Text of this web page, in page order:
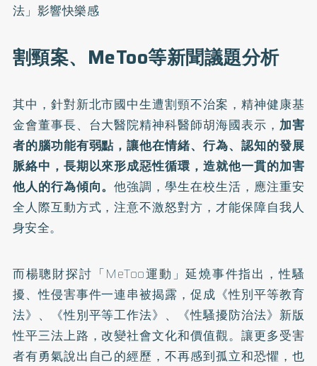
法」影響快樂感
割頸案、MeToo等新聞議題分析
其中，針對新北市國中生遭割頸不治案，精神健康基
金會董事長、台大醫院精神科醫師胡海國表示， 加害
者的腦功能有弱點，讓他在情緒、行為、認知的發展
脈絡中，長期以來形成惡性循環，造就他一貫的加害
他人的行為傾向。他強調，學生在校生活，應注重安
全人際互動方式，注意不激怒對方，才能保障自我人
身安全。
而楊聰財探討「MeToo運動」延燒事件指出，性騷
擾、性侵害事件一連串被揭露，促成《性別平等教育
法》、《性別平等工作法》、《性騷擾防治法》新版
性平三法上路，改變社會文化和價值觀。讓更多受害
者有勇氣說出自己的經歷，不再感到孤立和恐懼，也